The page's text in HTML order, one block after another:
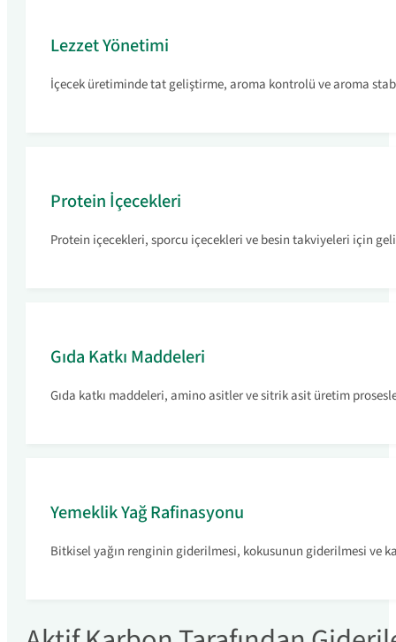
Lezzet Yönetimi
İçecek üretiminde tat geliştirme, aroma kontrolü ve aroma
Protein İçecekleri
Protein içecekleri, sporcu içecekleri ve besin takviyeleri için
Gıda Katkı Maddeleri
Gıda katkı maddeleri, amino asitler ve sitrik asit üretim
Yemeklik Yağ Rafinasyonu
Bitkisel yağın renginin giderilmesi, kokusunun giderilmesi ve